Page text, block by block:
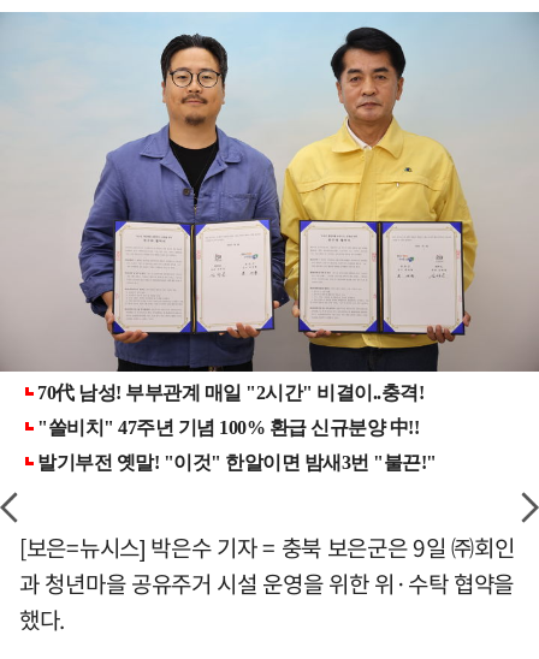
[보은=뉴시스] 박은수 기자 = 충북 보은군은 9일 ㈜회인
과 청년마을 공유주거 시설 운영을 위한 위·수탁 협약을
했다.